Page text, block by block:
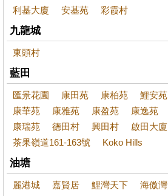
利基大廈 安基苑 彩霞村
九龍城
東頭村
藍田
匯景花園 康田苑 康柏苑
鯉安苑
康華苑
康雅苑 康盈苑
康逸苑
康瑞苑
德田村 興田村
啟田大廈
茶果嶺道161-163號
Koko Hills
油塘
麗港城 嘉賢居 鯉灣天下
海傲灣